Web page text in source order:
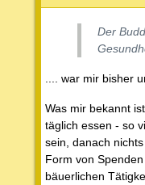
Der
.... war mir bisher
Was mir bekannt
täglich essen - so
sein, danach
Form von
bäuerlichen